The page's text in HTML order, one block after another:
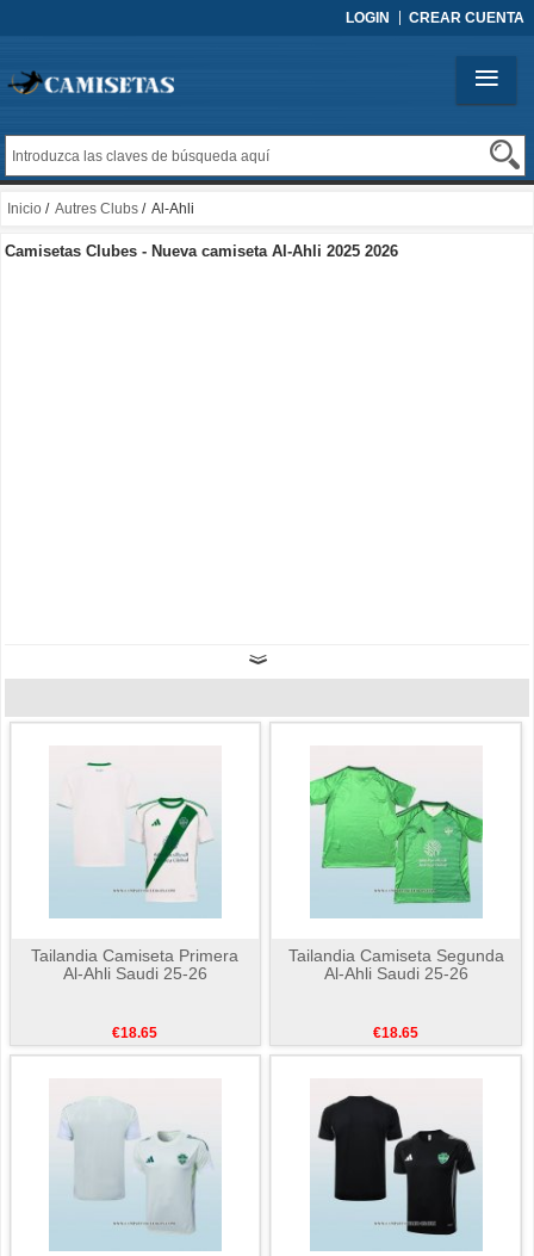
LOGIN CREAR CUENTA
Inicio / Autres Clubs / Al-Ahli
Camisetas Clubes - Nueva camiseta Al-Ahli 2025 2026
Tailandia Camiseta Primera
Al-Ahli Saudi 25-26
€18.65
Tailandia Camiseta Segunda
Al-Ahli Saudi 25-26
€18.65